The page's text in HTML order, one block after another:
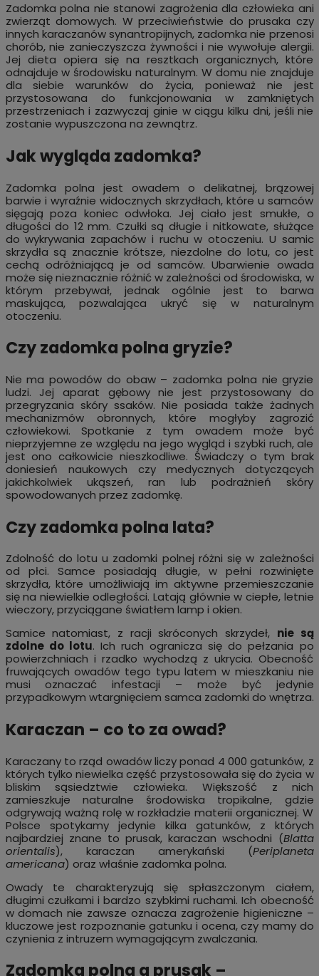
Zadomka polna nie stanowi zagrożenia dla człowieka ani
zwierząt domowych. W przeciwieństwie do prusaka czy
innych karaczanów synantropijnych, zadomka nie przenosi
chorób, nie zanieczyszcza żywności i nie wywołuje alergii.
Jej dieta opiera się na resztkach organicznych, które
odnajduje w środowisku naturalnym. W domu nie znajduje
dla siebie warunków do życia, ponieważ nie jest
przystosowana do funkcjonowania w zamkniętych
przestrzeniach i zazwyczaj ginie w ciągu kilku dni, jeśli nie
zostanie wypuszczona na zewnątrz.
Jak wygląda zadomka?
Zadomka polna jest owadem o delikatnej, brązowej
barwie i wyraźnie widocznych skrzydłach, które u samców
sięgają poza koniec odwłoka. Jej ciało jest smukłe, o
długości do 12 mm. Czułki są długie i nitkowate, służące
do wykrywania zapachów i ruchu w otoczeniu. U samic
skrzydła są znacznie krótsze, niezdolne do lotu, co jest
cechą odróżniającą je od samców. Ubarwienie owada
może się nieznacznie różnić w zależności od środowiska, w
którym przebywał, jednak ogólnie jest to barwa
maskująca, pozwalająca ukryć się w naturalnym
otoczeniu.
Czy zadomka polna gryzie?
Nie ma powodów do obaw – zadomka polna nie gryzie
ludzi. Jej aparat gębowy nie jest przystosowany do
przegryzania skóry ssaków. Nie posiada także żadnych
mechanizmów obronnych, które mogłyby zagrozić
człowiekowi. Spotkanie z tym owadem może być
nieprzyjemne ze względu na jego wygląd i szybki ruch, ale
jest ono całkowicie nieszkodliwe. Świadczy o tym brak
doniesień naukowych czy medycznych dotyczących
jakichkolwiek ukąszeń, ran lub podrażnień skóry
spowodowanych przez zadomkę.
Czy zadomka polna lata?
Zdolność do lotu u zadomki polnej różni się w zależności
od płci. Samce posiadają długie, w pełni rozwinięte
skrzydła, które umożliwiają im aktywne przemieszczanie
się na niewielkie odległości. Latają głównie w ciepłe, letnie
wieczory, przyciągane światłem lamp i okien.
Samice natomiast, z racji skróconych skrzydeł, nie są
zdolne do lotu. Ich ruch ogranicza się do pełzania po
powierzchniach i rzadko wychodzą z ukrycia. Obecność
fruwających owadów tego typu latem w mieszkaniu nie
musi oznaczać infestacji – może być jedynie
przypadkowym wtargnięciem samca zadomki do wnętrza.
Karaczan – co to za owad?
Karaczany to rząd owadów liczy ponad 4 000 gatunków, z
których tylko niewielka część przystosowała się do życia w
bliskim sąsiedztwie człowieka. Większość z nich
zamieszkuje naturalne środowiska tropikalne, gdzie
odgrywają ważną rolę w rozkładzie materii organicznej. W
Polsce spotykamy jedynie kilka gatunków, z których
najbardziej znane to prusak, karaczan wschodni (Blatta
orientalis), karaczan amerykański (Periplaneta
americana) oraz właśnie zadomka polna.
Owady te charakteryzują się spłaszczonym ciałem,
długimi czułkami i bardzo szybkimi ruchami. Ich obecność
w domach nie zawsze oznacza zagrożenie higieniczne –
kluczowe jest rozpoznanie gatunku i ocena, czy mamy do
czynienia z intruzem wymagającym zwalczania.
Zadomka polna a prusak –